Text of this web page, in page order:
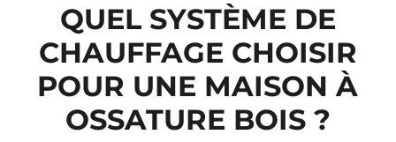
QUEL SYSTÈME DE
CHAUFFAGE CHOISIR
POUR UNE MAISON À
OSSATURE BOIS ?